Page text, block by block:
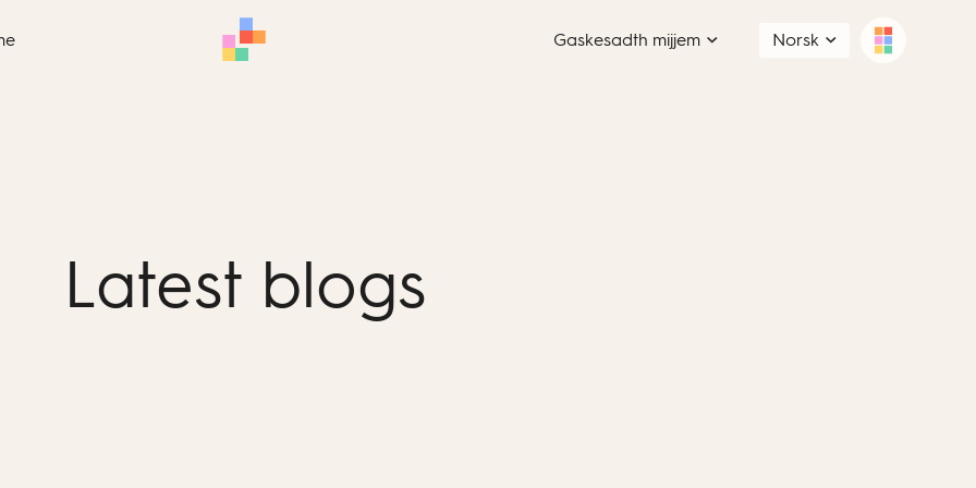
Gaskesadth mijjem Norsk
Latest blogs